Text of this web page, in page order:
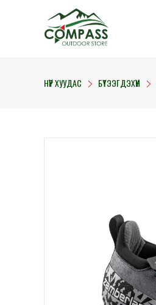
НҮҮР ХУУДАС БҮТЭЭГДЭХҮҮН